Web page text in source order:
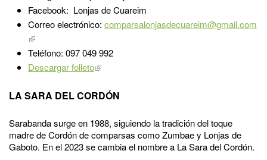
Facebook: Lonjas de Cuareim
Correo electrónico: comparsalonjasdecuareim@gmail.com
Teléfono: 097 049 992
Descargar folleto
LA SARA DEL CORDÓN
Sarabanda surge en 1988, siguiendo la tradición del toque
madre de Cordón de comparsas como Zumbae y Lonjas de
Gaboto. En el 2023 se cambia el nombre a La Sara del Cordón.